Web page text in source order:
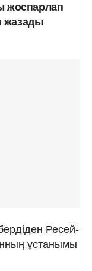
жоспарлап
жазады
Ресей-
ұстанымы